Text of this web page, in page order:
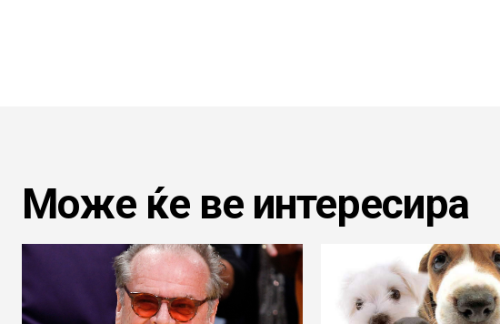
Може ќе ве интересира